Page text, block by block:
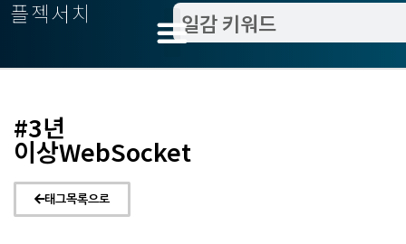
플젝서치
#3년
이상WebSocket
태그목록으로